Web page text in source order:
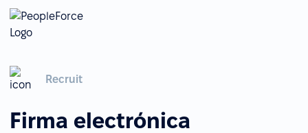
Recruit
Firma electrónica